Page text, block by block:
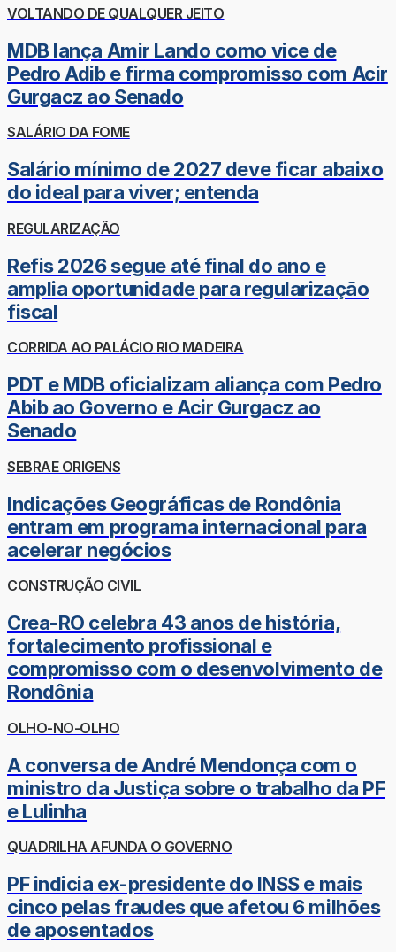
VOLTANDO DE QUALQUER JEITO
MDB lança Amir Lando como vice de
Pedro Adib e firma compromisso com Acir
Gurgacz ao Senado
SALÁRIO DA FOME
Salário mínimo de 2027 deve ficar abaixo
do ideal para viver; entenda
REGULARIZAÇÃO
Refis 2026 segue até final do ano e
amplia oportunidade para regularização
fiscal
CORRIDA AO PALÁCIO RIO MADEIRA
PDT e MDB oficializam aliança com Pedro
Abib ao Governo e Acir Gurgacz ao
Senado
SEBRAE ORIGENS
Indicações Geográficas de Rondônia
entram em programa internacional para
acelerar negócios
CONSTRUÇÃO CIVIL
Crea-RO celebra 43 anos de história,
fortalecimento profissional e
compromisso com o desenvolvimento de
Rondônia
OLHO-NO-OLHO
A conversa de André Mendonça com o
ministro da Justiça sobre o trabalho da PF
e Lulinha
QUADRILHA AFUNDA O GOVERNO
PF indicia ex-presidente do INSS e mais
cinco pelas fraudes que afetou 6 milhões
de aposentados